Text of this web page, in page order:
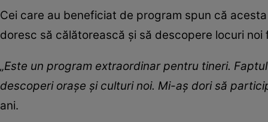
Cei care au beneficiat de program spun că
doresc să călătorească și să descopere locuri noi
„Este un program extraordinar pentru tineri.
descoperi orașe și culturi noi. Mi-aș dori să
ani.